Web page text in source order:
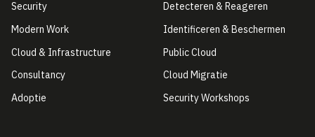
Security
Modern Work
Cloud & Infrastructure
Consultancy
Adoptie
Detecteren & Reageren
Identificeren & Beschermen
Public Cloud
Cloud Migratie
Security Workshops